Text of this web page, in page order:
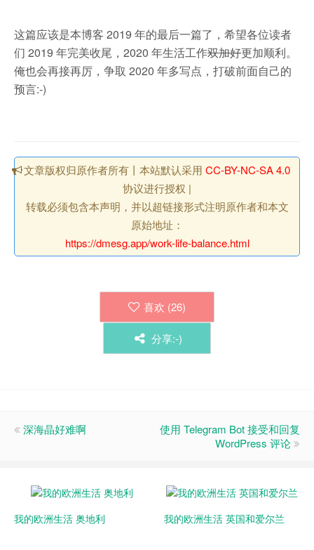
这篇应该是本博客 2019 年的最后一篇了，希望各位读者
们 2019 年完美收尾，2020 年生活工作双加好更加顺利。
俺也会再接再厉，争取 2020 年多写点，打破前面自己的
预言:-)
文章版权归原作者所有丨本站默认采用 CC-BY-NC-SA 4.0
协议进行授权 |
转载必须包含本声明，并以超链接形式注明原作者和本文
原始地址：
https://dmesg.app/work-life-balance.html
喜欢 (26)
分享:-)
深海晶好难啊
使用 Telegram Bot 接受和回复
WordPress 评论
我的欧洲生活 奥地利 我的欧洲生活 英国和爱尔兰